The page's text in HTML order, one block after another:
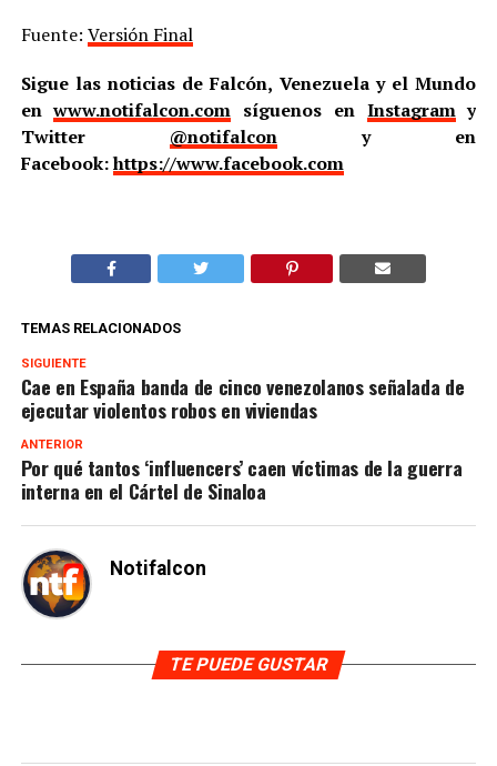
Fuente: Versión Final
Sigue las noticias de Falcón, Venezuela y el Mundo
enwww.notifalcon.com síguenos en Instagramy
Twitter @notifalcony en
Facebook:https://www.facebook.com
TEMAS RELACIONADOS
SIGUIENTE
Cae en España banda de cinco venezolanos señalada de
ejecutar violentos robos en viviendas
ANTERIOR
Por qué tantos ‘influencers’ caen víctimas de la guerra
interna en el Cártel de Sinaloa
Notifalcon
TE PUEDE GUSTAR